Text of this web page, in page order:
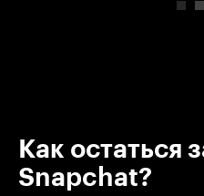
Как остаться
Snapchat?